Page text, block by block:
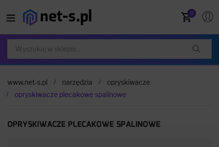
0
www.net-s.pl narzędzia
opryskiwacze
opryskiwacze plecakowe spalinowe
OPRYSKIWACZE PLECAKOWE SPALINOWE